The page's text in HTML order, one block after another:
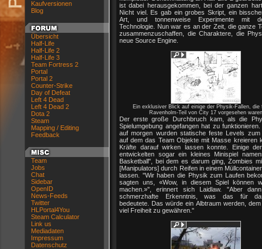
Kaufversionen
Blog
Übersicht
Half-Life
Half-Life 2
Half-Life 3
Team Fortress 2
Portal
Portal 2
Counter-Strike
Day of Defeat
Left 4 Dead
Left 4 Dead 2
Dota 2
Steam
Mapping / Editing
Feedback
Team
Jobs
Chat
Sidebar
OpenID
News-Feeds
Twitter
HLPortal4You
Steam Calculator
Link us
Mediadaten
Impressum
Datenschutz
ist dabei herausgekommen, bei der ganzen
Nicht viel. Es gab ein grobes Skript, ein
Art, und tonnenweise Experimente mit
Technologie. Nun war es an der Zeit, die ganze
zusammenzuschaffen, die Charaktere, die
neue Source Engine.
Ein exklusiver Blick auf einige der Physik-Fallen, die
Ravenholm-Teil von City 17 vorgesehen waren
Der erste große Durchbruch kam, als die
Spielumgebung angefangen hat zu
auf morgen wurden statische feste Levels zum
auf dem das Team Objekte mit Masse kreieren
Kräfte darauf wirken lassen konnte. Einige
entwickelten sogar ein kleines Minispiel
Basketball", bei dem es darum ging, Zombies
[Manipulators] durch Reifen in einem
lassen. "Wir haben die Physik zum Laufen
sagten uns, «Wow, in diesem Spiel können
machen.»", erinnert sich Laidlaw. "Aber
schmerzhafte Erkenntnis, was das für
bedeutete. Das würde ein Albtraum werden,
viel Freiheit zu gewähren."